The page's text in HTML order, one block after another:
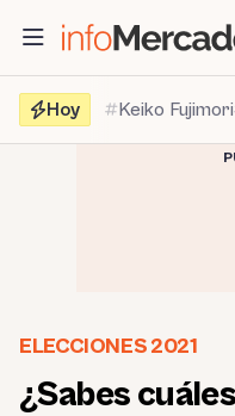
contenido
Hoy
Keiko Fujimori
ELECCIONES 2021
¿Sabes